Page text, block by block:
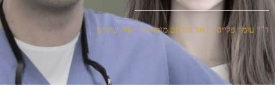
ד"ר עומר פלייסיג | אורתודונט מומחה | יישור שיניים